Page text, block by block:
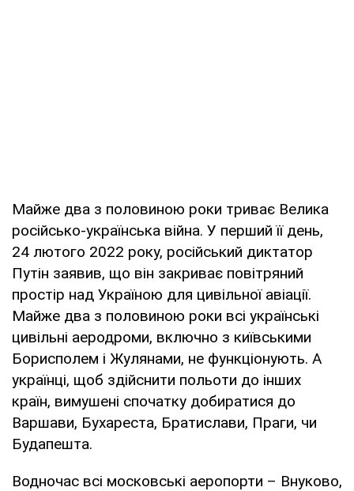
Майже два з половиною роки триває Велика
російсько-українська війна. У перший її день,
24 лютого 2022 року, російський диктатор
Путін заявив, що він закриває повітряний
простір над Україною для цивільної авіації.
Майже два з половиною роки всі українські
цивільні аеродроми, включно з київськими
Борисполем і Жулянами, не функціонують. А
українці, щоб здійснити польоти до інших
країн, вимушені спочатку добиратися до
Варшави, Бухареста, Братислави, Праги, чи
Будапешта.
Водночас всі московські аеропорти – Внуково,